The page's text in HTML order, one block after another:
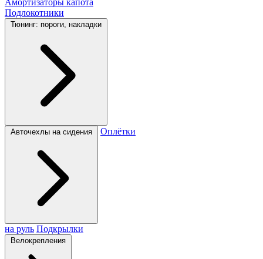
Амортизаторы капота
Подлокотники
Тюнинг: пороги, накладки
Авточехлы на сидения Оплётки
на руль Подкрылки
Велокрепления